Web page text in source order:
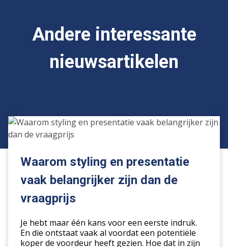
Andere interessante
nieuwsartikelen
Waarom
styling
en
presentatie
belangrijker
zijn
vraagprijs
Waarom styling en presentatie
vaak belangrijker zijn dan de
vraagprijs
Je hebt maar één kans voor een eerste indruk.
En die ontstaat vaak al voordat een potentiële
koper de voordeur heeft gezien. Hoe dat in zijn